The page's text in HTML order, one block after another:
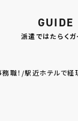
GUIDE
派遣ではたらくガ
務職！/駅近ホテルで